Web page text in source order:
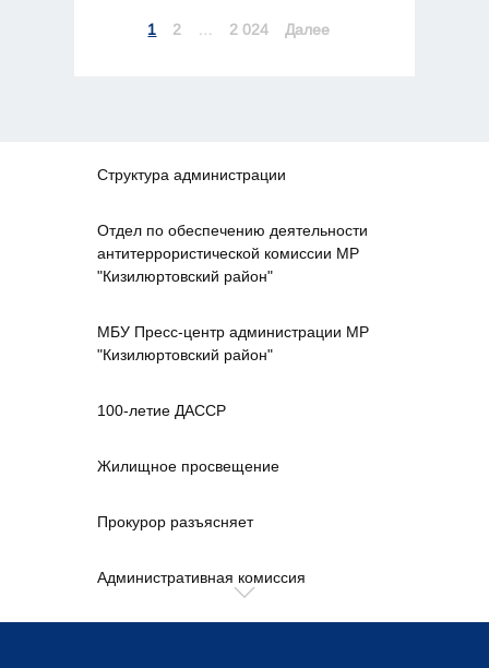
Навигация
1 2 2 024 Далее
Структура администрации
Отдел по обеспечению деятельности
антитеррористической комиссии МР
"Кизилюртовский район"
МБУ Пресс-центр администрации МР
"Кизилюртовский район"
100-летие ДАССР
Жилищное просвещение
Прокурор разъясняет
Административная комиссия